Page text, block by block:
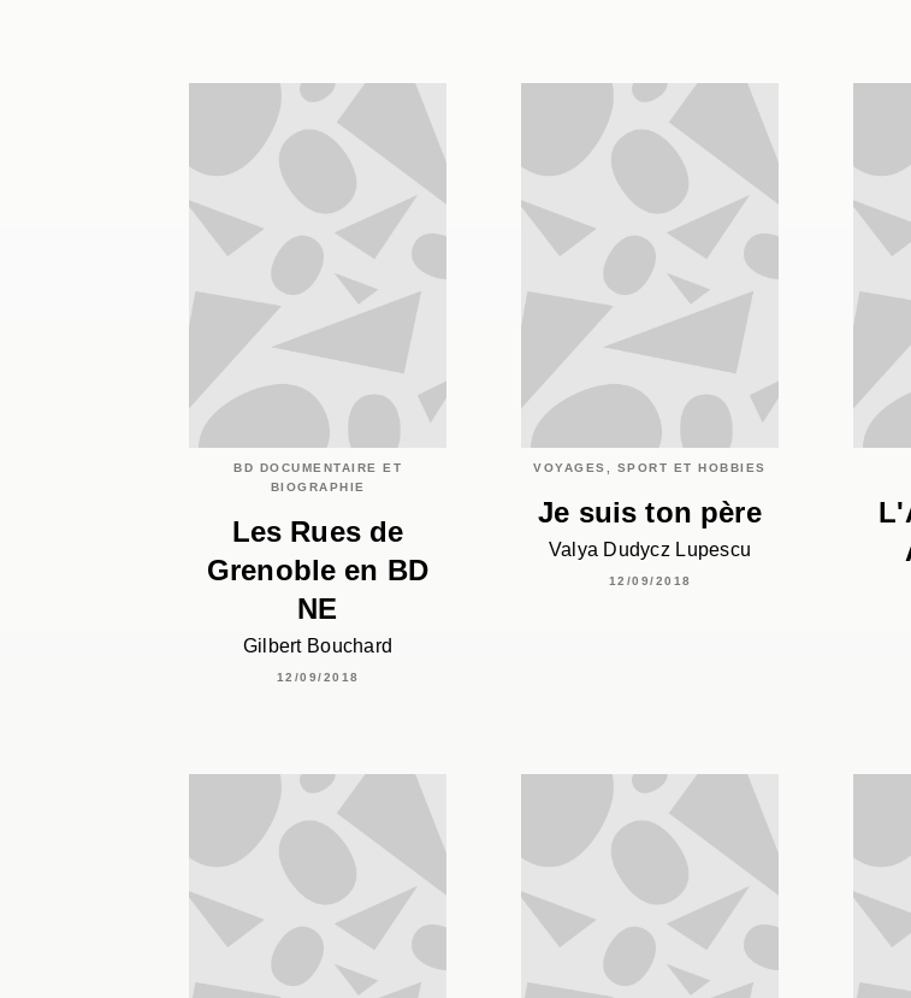
BD DOCUMENTAIRE ET
BIOGRAPHIE
Les Rues de
Grenoble en BD
NE
Gilbert Bouchard
12/09/2018
VOYAGES, SPORT ET HOBBIES
Je suis ton père
Valya Dudycz Lupescu
12/09/2018